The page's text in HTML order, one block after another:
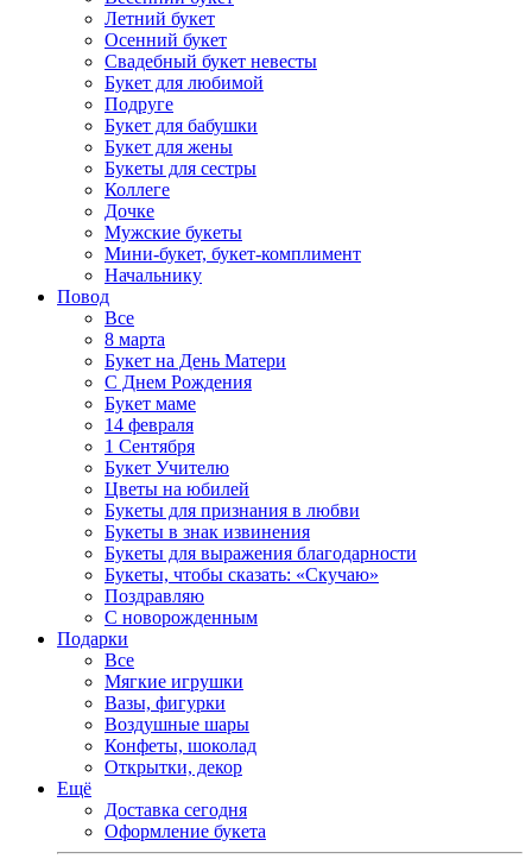
Летний букет
Осенний букет
Свадебный букет невесты
Букет для любимой
Подруге
Букет для бабушки
Букет для жены
Букеты для сестры
Коллеге
Дочке
Мужские букеты
Мини-букет, букет-комплимент
Начальнику
Повод
Все
8 марта
Букет на День Матери
С Днем Рождения
Букет маме
14 февраля
1 Сентября
Букет Учителю
Цветы на юбилей
Букеты для признания в любви
Букеты в знак извинения
Букеты для выражения благодарности
Букеты, чтобы сказать: «Скучаю»
Поздравляю
С новорожденным
Подарки
Все
Мягкие игрушки
Вазы, фигурки
Воздушные шары
Конфеты, шоколад
Открытки, декор
Ещё
Доставка сегодня
Оформление букета